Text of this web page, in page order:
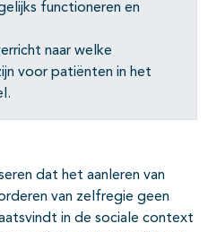
functioneren en
naar welke
voor patiënten in het
dat het aanleren van
van zelfregie geen
in de sociale context